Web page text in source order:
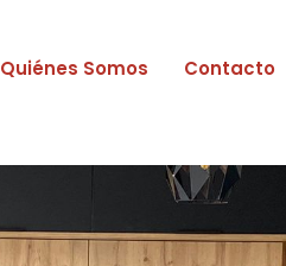
Quiénes Somos Contacto